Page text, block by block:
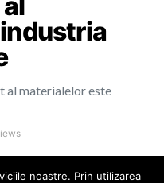
al materialelor este
noastre. Prin utilizarea